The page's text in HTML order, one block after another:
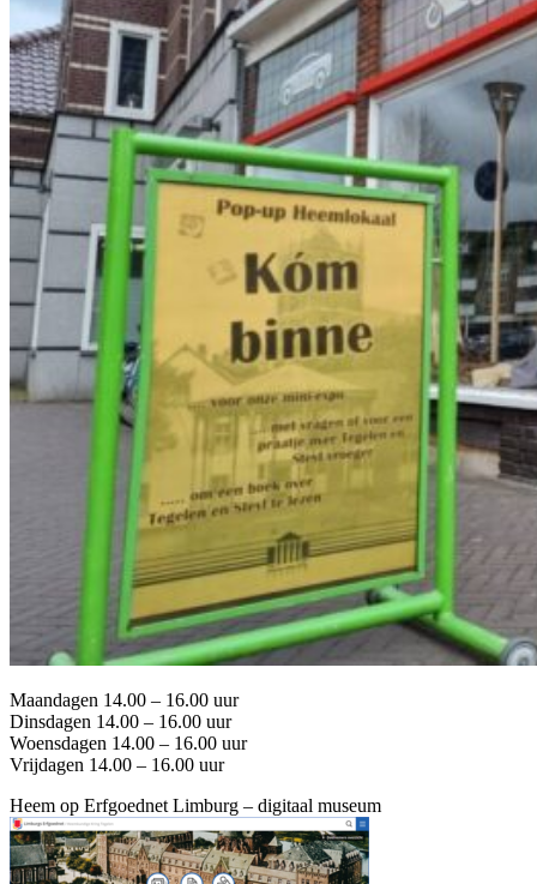
Maandagen 14.00 – 16.00 uur
Dinsdagen 14.00 – 16.00 uur
Woensdagen 14.00 – 16.00 uur
Vrijdagen 14.00 – 16.00 uur
Heem op Erfgoednet Limburg – digitaal museum